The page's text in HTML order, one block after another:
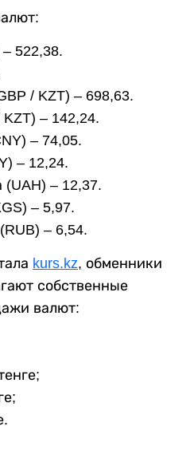
522,38.
/ KZT) – 698,63.
– 142,24.
– 74,05.
– 12,24.
– 12,37.
– 5,97.
– 6,54.
kurs.kz, обменники
собственные
валют: